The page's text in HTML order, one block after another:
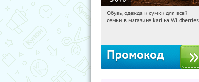
18:22:37 Получили:
Обувь, одежда и сумки для всей
семьи в магазине kari на Wildberries
Промокод